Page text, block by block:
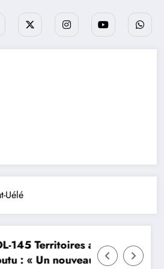
Uélé
réunion stratégique présidée
bien, mais l’ancien
Uele/Watsa : face à la